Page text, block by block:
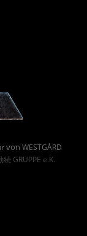
von WESTGÅRD
GRUPPE e.K.